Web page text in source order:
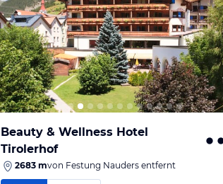
Beauty & Wellness Hotel
Tirolerhof
2683 mvon Festung Nauders entfernt